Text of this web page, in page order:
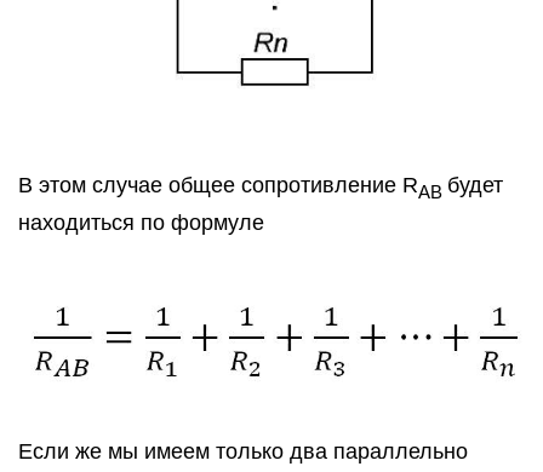
В этом случае общее сопротивление RAB будет
находиться по формуле
Если же мы имеем только два параллельно